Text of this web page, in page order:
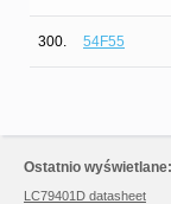
300. 54F55
Ostatnio wyświetlane:
LC79401D datasheet